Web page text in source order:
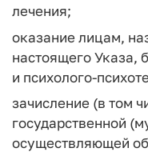
лечения;
оказание лицам,
настоящего Указа,
и психолого-
зачисление (в том
государственной
осуществляющей